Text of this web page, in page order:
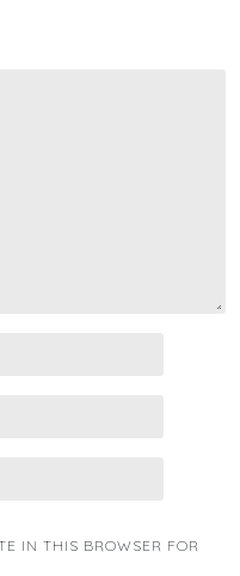
IN THIS BROWSER FOR